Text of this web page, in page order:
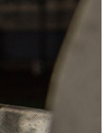
فروش
طراحی حرفه‌ای
سراستین‌های حرفه‌ای